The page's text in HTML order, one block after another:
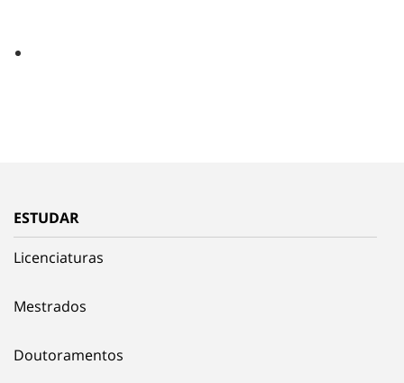
ESTUDAR
Licenciaturas
Mestrados
Doutoramentos